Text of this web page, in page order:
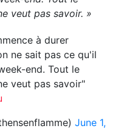
veut pas savoir. »
à durer
ne sait pas ce qu'il
end. Tout le
veut pas savoir"
June 1,